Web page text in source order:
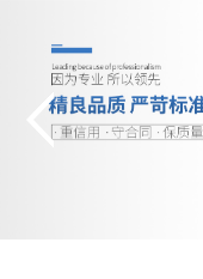
公司简介
工程案例